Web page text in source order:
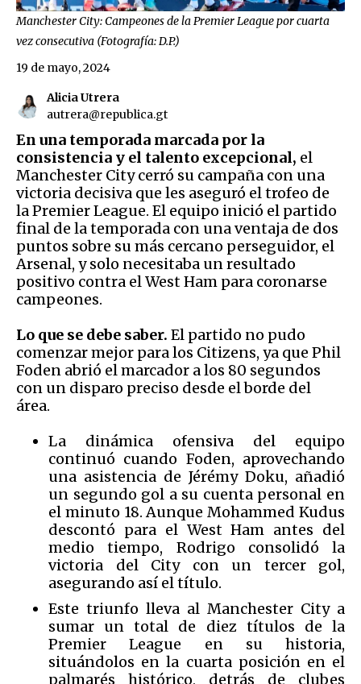
Manchester City: Campeones de la Premier League por cuarta
vez consecutiva (Fotografía: D.P.)
Alicia Utrera
autrera@republica.gt
19 de mayo, 2024
En una temporada marcada por la
consistencia y el talento excepcional, el
Manchester City cerró su campaña con una
victoria decisiva que les aseguró el trofeo de
la Premier League. El equipo inició el partido
final de la temporada con una ventaja de dos
puntos sobre su más cercano perseguidor, el
Arsenal, y solo necesitaba un resultado
positivo contra el West Ham para coronarse
campeones.
Lo que se debe saber. El partido no pudo
comenzar mejor para los Citizens, ya que Phil
Foden abrió el marcador a los 80 segundos
con un disparo preciso desde el borde del
área.
La dinámica ofensiva del equipo
continuó cuando Foden, aprovechando
una asistencia de Jérémy Doku, añadió
un segundo gol a su cuenta personal en
el minuto 18. Aunque Mohammed Kudus
descontó para el West Ham antes del
medio tiempo, Rodrigo consolidó la
victoria del City con un tercer gol,
asegurando así el título.
Este triunfo lleva al Manchester City a
sumar un total de diez títulos de la
Premier League en su historia,
situándolos en la cuarta posición en el
palmarés histórico, detrás de clubes